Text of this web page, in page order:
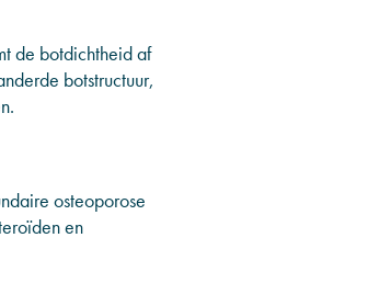
de botdichtheid af
botstructuur,
osteoporose
en